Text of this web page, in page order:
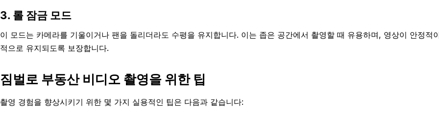
3. 롤 잠금 모드
이 모드는 카메라를 기울이거나 팬을 돌리더라도 수평을 유지합니다. 이는 좁은 공간에서 촬영할 때 유용하며, 영상이 안정적
적으로 유지되도록 보장합니다.
짐벌로 부동산 비디오 촬영을 위한 팁
촬영 경험을 향상시키기 위한 몇 가지 실용적인 팁은 다음과 같습니다: